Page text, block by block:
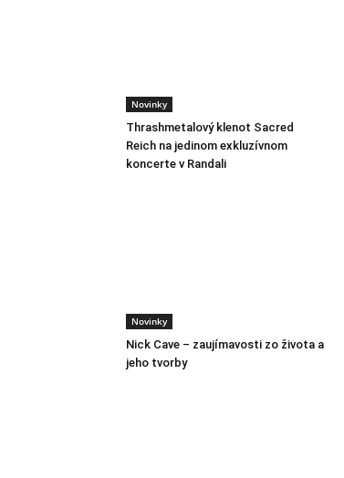
Novinky
Thrashmetalový klenot Sacred
Reich na jedinom exkluzívnom
koncerte v Randali
Novinky
Nick Cave – zaujímavosti zo života a
jeho tvorby